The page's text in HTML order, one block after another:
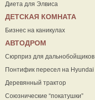
Диета для Элвиса
ДЕТСКАЯ КОМНАТА
Бизнес на каникулах
АВТОДРОМ
Сюрприз для дальнобойщиков
Понтифик пересел на Hyundai
Деревянный трактор
Союзнические “покатушки”